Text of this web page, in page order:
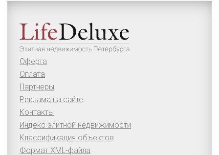
Оферта
Оплата
Партнеры
Реклама на сайте
Контакты
Индекс элитной недвижимости
Классификация объектов
Формат XML-файла